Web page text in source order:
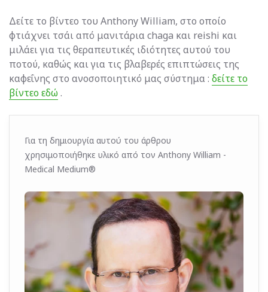
Δείτε το βίντεο του Anthony William, στο οποίο
φτιάχνει τσάι από μανιτάρια chaga και reishi και
μιλάει για τις θεραπευτικές ιδιότητες αυτού του
ποτού, καθώς καιγια τις βλαβερές επιπτώσεις της
καφεΐνης στο ανοσοποιητικό μας σύστημα : δείτε το
βίντεο εδώ .
Για τη δημιουργία αυτού του άρθρου
χρησιμοποιήθηκε υλικό από τον Anthony William -
Medical Medium®